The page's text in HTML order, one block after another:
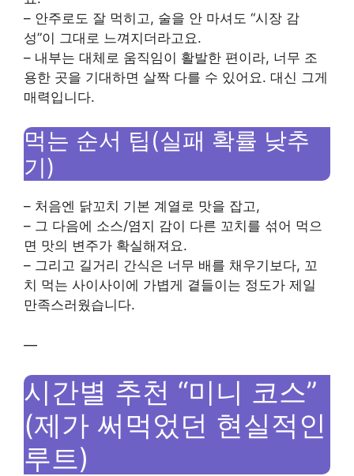
– 안주로도 잘 먹히고, 술을 안 마셔도 “시장 감
성”이 그대로 느껴지더라고요.
– 내부는 대체로 움직임이 활발한 편이라, 너무 조
용한 곳을 기대하면 살짝 다를 수 있어요. 대신 그게
매력입니다.
먹는 순서 팁(실패 확률 낮추
기)
– 처음엔 닭꼬치 기본 계열로 맛을 잡고,
– 그 다음에 소스/염지 감이 다른 꼬치를 섞어 먹으
면 맛의 변주가 확실해져요.
– 그리고 길거리 간식은 너무 배를 채우기보다, 꼬
치 먹는 사이사이에 가볍게 곁들이는 정도가 제일
만족스러웠습니다.
—
시간별 추천 “미니 코스”
(제가 써먹었던 현실적인
루트)